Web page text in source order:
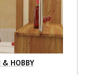
HOBBY